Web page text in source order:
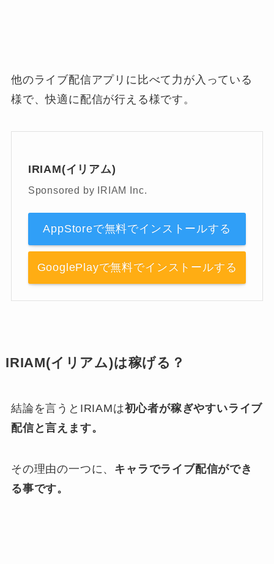
他のライブ配信アプリに比べて力が入っている
様で、快適に配信が行える様です。
IRIAM(イリアム)
Sponsored by IRIAM Inc.
AppStoreで無料でインストールする
GooglePlayで無料でインストールする
IRIAM(イリアム)は稼げる？
結論を言うとIRIAMは初心者が稼ぎやすいライブ
配信と言えます。
その理由の一つに、 キャラでライブ配信ができ
る事です。